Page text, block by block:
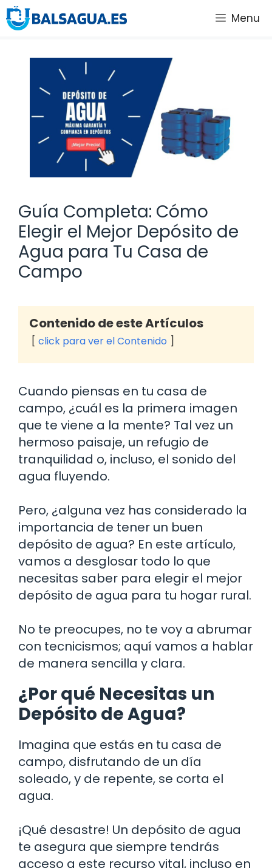
Saltar
al
Menu
Guía Completa: Cómo
Elegir el Mejor Depósito de
Agua para Tu Casa de
Campo
Contenido de este Artículos
click para ver el Contenido
Cuando piensas en tu casa de
campo, ¿cuál es la primera imagen
que te viene a la mente? Tal vez un
hermoso paisaje, un refugio de
tranquilidad o, incluso, el sonido del
agua fluyendo.
Pero, ¿alguna vez has considerado la
importancia de tener un buen
depósito de agua? En este artículo,
vamos a desglosar todo lo que
necesitas saber para elegir el mejor
depósito de agua para tu hogar rural.
No te preocupes, no te voy a abrumar
con tecnicismos; aquí vamos a hablar
de manera sencilla y clara.
¿Por qué Necesitas un
Depósito de Agua?
Imagina que estás en tu casa de
campo, disfrutando de un día
soleado, y de repente, se corta el
agua.
¡Qué desastre! Un depósito de agua
te asegura que siempre tendrás
acceso a este recurso vital, incluso en